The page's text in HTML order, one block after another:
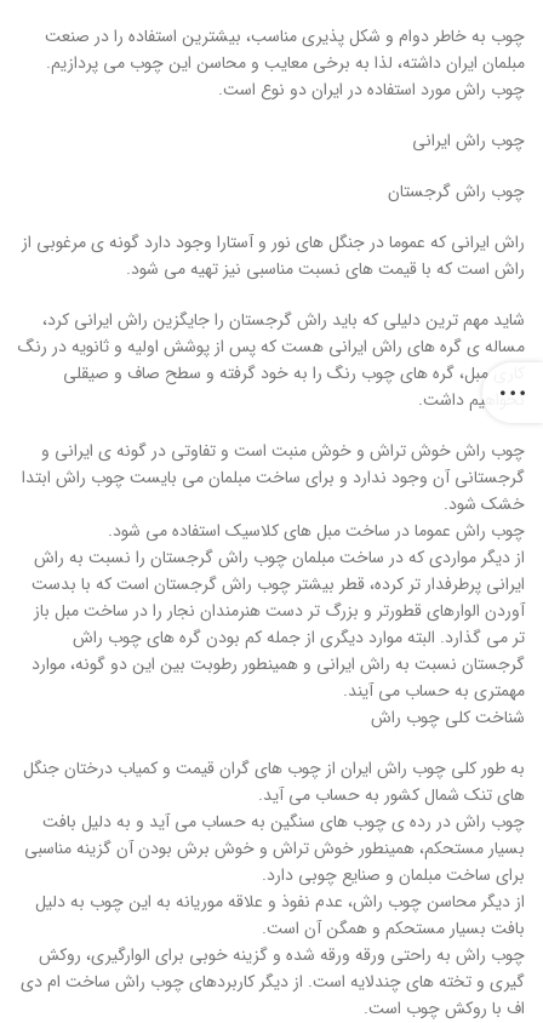
چوب به خاطر دوام و شکل پذیری مناسب، بیشترین استفاده را در صنعت
مبلمان ایران داشته، لذا به برخی معایب و محاسن این چوب می پردازیم.
چوب راش مورد استفاده در ایران دو نوع است.
چوب راش ایرانی
چوب راش گرجستان
راش ایرانی که عموما در جنگل های نور و آستارا وجود دارد گونه ی مرغوبی از
راش است که با قیمت های نسبت مناسبی نیز تهیه می شود.
شاید مهم ترین دلیلی که باید راش گرجستان را جایگزین راش ایرانی کرد،
مساله ی گره های راش ایرانی هست که پس از پوشش اولیه و ثانویه در رنگ
کاری مبل، گره های چوب رنگ را به خود گرفته و سطح صاف و صیقلی
نخواهیم داشت.
چوب راش خوش تراش و خوش منبت است و تفاوتی در گونه ی ایرانی و
گرجستانی آن وجود ندارد و برای ساخت مبلمان می بایست چوب راش ابتدا
خشک شود.
چوب راش عموما در ساخت مبل های کلاسیک استفاده می شود.
از دیگر مواردی که در ساخت مبلمان چوب راش گرجستان را نسبت به راش
ایرانی پرطرفدار تر کرده، قطر بیشتر چوب راش گرجستان است که با بدست
آوردن الوارهای قطورتر و بزرگ تر دست هنرمندان نجار را در ساخت مبل باز
تر می گذارد. البته موارد دیگری از جمله کم بودن گره های چوب راش
گرجستان نسبت به راش ایرانی و همینطور رطوبت بین این دو گونه، موارد
مهمتری به حساب می آیند.
شناخت کلی چوب راش
به طور کلی چوب راش ایران از چوب های گران قیمت و کمیاب درختان جنگل
های تنک شمال کشور به حساب می آید.
چوب راش در رده ی چوب های سنگین به حساب می آید و به دلیل بافت
بسیار مستحکم، همینطور خوش تراش و خوش برش بودن آن گزینه مناسبی
برای ساخت مبلمان و صنایع چوبی دارد.
از دیگر محاسن چوب راش، عدم نفوذ و علاقه موریانه به این چوب به دلیل
بافت بسیار مستحکم و همگن آن است.
چوب راش به راحتی ورقه ورقه شده و گزینه خوبی برای الوارگیری، روکش
گیری و تخته های چندلایه است. از دیگر کاربردهای چوب راش ساخت ام دی
اف با روکش چوب است.